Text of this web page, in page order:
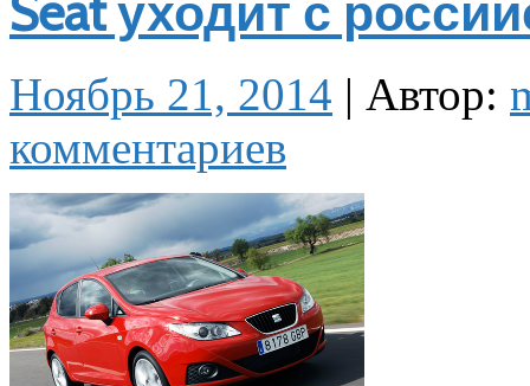
Ноябрь 21, 2014 | Автор:
комментариев